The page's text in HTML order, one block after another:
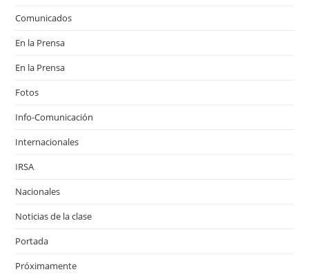
Comunicados
En la Prensa
En la Prensa
Fotos
Info-Comunicación
Internacionales
IRSA
Nacionales
Noticias de la clase
Portada
Próximamente